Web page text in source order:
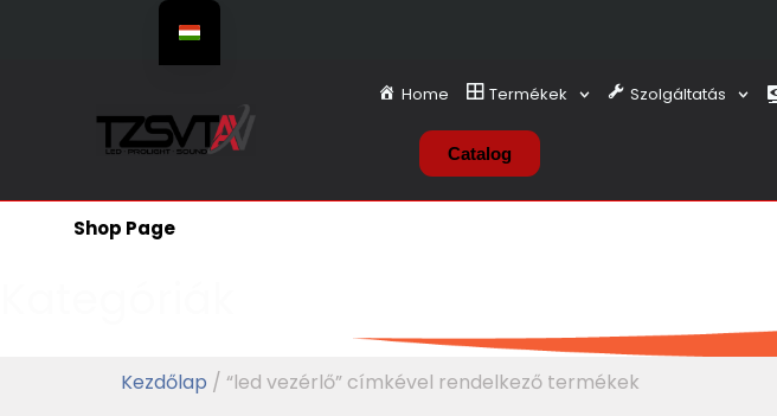
Home Termékek Szolgáltatás
Catalog
Shop Page
Kezdőlap / “led vezérlő” címkével rendelkező termékek